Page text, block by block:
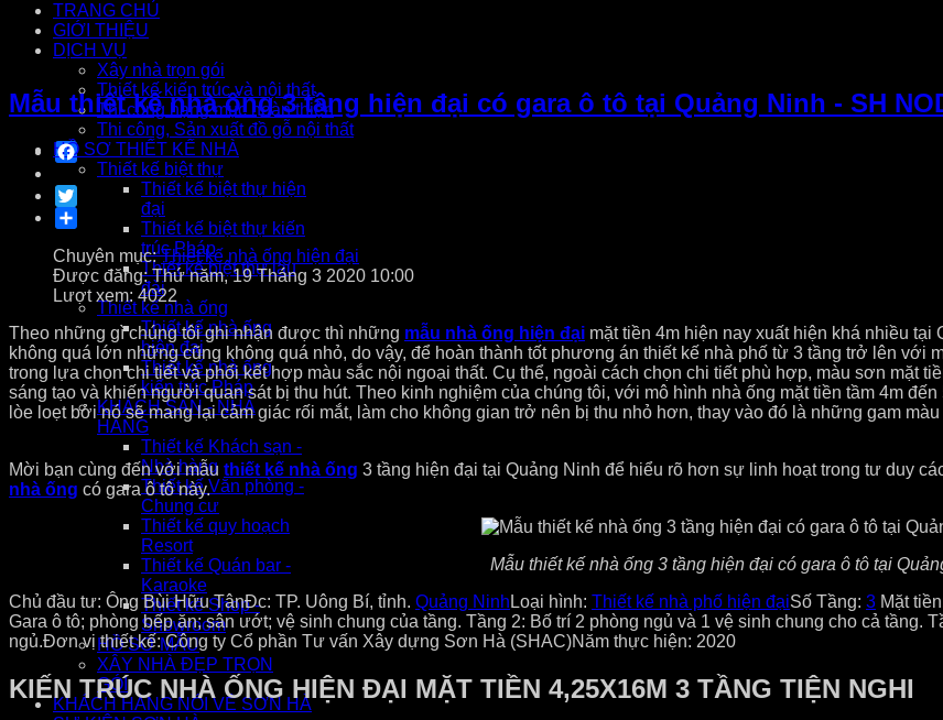
TRANG CHỦ
GIỚI THIỆU
DỊCH VỤ
Xây nhà trọn gói
Thiết kế kiến trúc và nội thất
Thi công hạng mục hoàn thiện
Thi công, Sản xuất đồ gỗ nội thất
HỒ SƠ THIẾT KẾ NHÀ
Thiết kế biệt thự
Thiết kế biệt thự hiện
đại
Thiết kế biệt thự kiến
trúc Pháp
Thiết kế biệt thự lâu
đài
Thiết kế nhà ống
Thiết kế nhà ống
hiện đại
Thiết kế nhà ống
kiến trúc Pháp
KHÁCH SẠN - NHÀ
HÀNG
Thiết kế Khách sạn -
Nhà hàng
Thiết kế Văn phòng -
Chung cư
Thiết kế quy hoạch
Resort
Thiết kế Quán bar -
Karaoke
Thiết kế Shop -
Showroom
HỒ SƠ MẪU
XÂY NHÀ ĐẸP TRỌN
GÓI
KHÁCH HÀNG NÓI VỀ SƠN HÀ
Mẫu thiết kế nhà ống 3 tầng hiện đại có gara ô tô tại Quảng Ninh - SH
Facebook
Twitter
Chuyên mục:Thiết kế nhà ống hiện đại
Được đăng: Thứ năm, 19 Tháng 3 2020 10:00
Lượt xem: 4022
Theo những gì chúng tôi ghi nhận được thì những mẫu nhà ống hiện đại mặt tiền 4m hiện nay xuất hiện khá nhiều tại
không quá lớn những cũng không quá nhỏ, do vậy, để hoàn thành tốt phương án thiết kế nhà phố từ 3 tầng trở lên với
trong lựa chọn chi tiết và phối kết hợp màu sắc nội ngoại thất. Cụ thể, ngoài cách chọn chi tiết phù hợp, màu sơn mặt
sáng tạo và khiến người quan sát bị thu hút. Theo kinh nghiệm của chúng tôi, với mô hình nhà ống mặt tiền tầm 4m
lòe loẹt bởi nó sẽ mang lại cảm giác rối mắt, làm cho không gian trở nên bị thu nhỏ hơn, thay vào đó là những gam
Mời bạn cùng đến với mẫu thiết kế nhà ống 3 tầng hiện đại tại Quảng Ninh để hiểu rõ hơn sự linh hoạt trong tư duy
nhà ống có gara ô tô này.
Mẫu thiết kế nhà ống 3 tầng hiện đại có gara ô tô tại
Chủ đầu tư: Ông Bùi Hữu TânĐc: TP. Uông Bí, tỉnh. Quảng Ninh Loại hình: Thiết kế nhà phố hiện đạiSố Tầng: 3 Mặt
Gara ô tô; phòng bếp ăn; sân ướt; vệ sinh chung của tầng. Tầng 2: Bố trí 2 phòng ngủ và 1 vệ sinh chung cho cả tầng.
ngủ.Đơn vị thiết kế: Công ty Cổ phần Tư vấn Xây dựng Sơn Hà (SHAC)Năm thực hiện: 2020
KIẾN TRÚC NHÀ ỐNG HIỆN ĐẠI MẶT TIỀN 4,25X16M 3 TẦNG TIỆN NGHI